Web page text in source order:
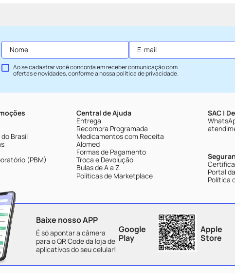
Ao se cadastrar você concorda em receber comunicação com
ofertas e novidades, conforme a nossapolítica de privacidade.
Brasil
(PBM)
Central de Ajuda
Entrega
Recompra Programada
Medicamentos com Receita
Alomed
Formas de Pagamento
Troca e Devolução
Bulas de A a Z
Políticas de Marketplace
SAC |
Portal
Política
Baixe nosso APP
É só apontar a câmera
para o QR Code da loja de
aplicativos do seu celular!
Google
Play
Apple
Store